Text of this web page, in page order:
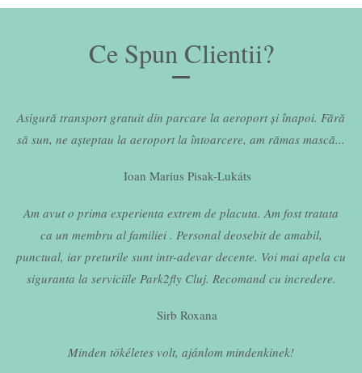
Ce Spun Clientii?
Asigură transport gratuit din parcare la aeroport și înapoi. Fără
să sun, ne așteptau la aeroport la întoarcere, am rămas mască...
Ioan Marius Pisak-Lukáts
Am avut o prima experienta extrem de placuta. Am fost tratata
ca un membru al familiei . Personal deosebit de amabil,
punctual, iar preturile sunt intr-adevar decente. Voi mai apela cu
siguranta la serviciile Park2fly Cluj. Recomand cu incredere.
Sirb Roxana
Minden tökéletes volt, ajánlom mindenkinek!